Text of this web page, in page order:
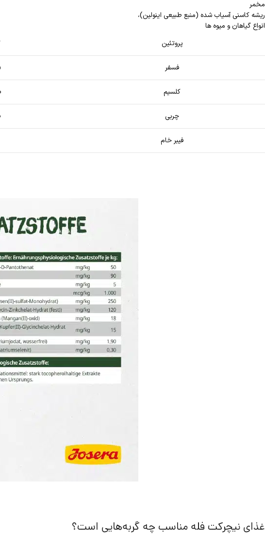
مخمر
ریشه کاسنی آسیاب شده (منبع طبیعی اینولین)،
انواع گیاهان و میوه ها
پروتئین
فسفر
کلسیم
چربی
فیبر خام
غذای نیچرکت فله مناسب چه گربه‌هایی است؟